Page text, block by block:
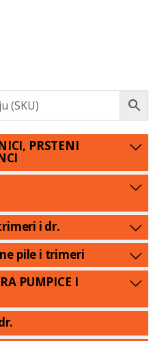
PRSTENI
i dr.
pile i trimeri
PUMPICE I